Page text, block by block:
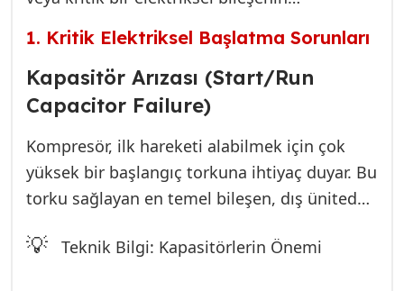
kalitesine yakışır, garantili bir çözüm
diğer birçok markaya göre daha hassas
kontrol sistemlerine sahiptir. Bu nedenle,
arızanın kaynağını bulmak için hem soğutma
incelemek gerekir. İşte en sık karşılaşılan ve
teknik müdahale gerektiren nedenler:
1. Kritik Elektriksel Başlatma Sorunları
Kapasitör Arızası (Start/Run
Capacitor Failure)
Kompresör, ilk hareketi alabilmek için çok
yüksek bir başlangıç torkuna ihtiyaç duyar. Bu
torku sağlayan en temel bileşen, dış ünitede
Kapasitör’dür. Eğer kapasitörler şişmiş,
💡 Teknik Bilgi: Kapasitörlerin Önemi